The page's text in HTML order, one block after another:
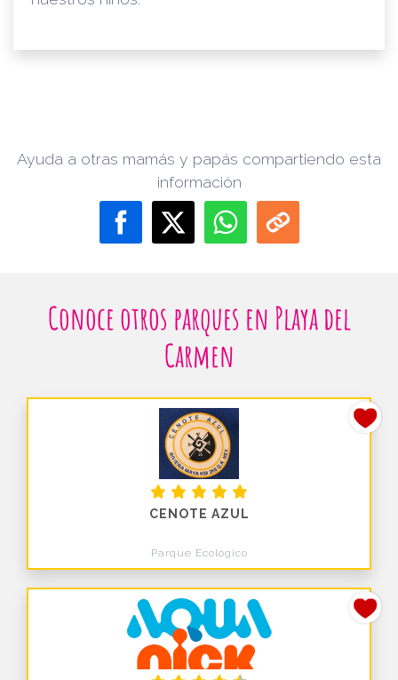
Ayuda a otras mamás y papás compartiendo esta
información
Conoce otros parques en Playa del
Carmen
CENOTE AZUL
Parque Ecológico